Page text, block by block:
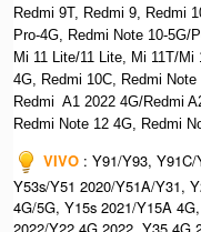
Redmi 9T, Redmi 9, Redmi
Pro-4G, Redmi Note 10-5G/
Mi 11 Lite/11 Lite, Mi 11T/Mi
4G, Redmi 10C, Redmi
Redmi A1 2022 4G/Redmi
Redmi Note 12 4G, Redmi
VIVO : Y91/Y93,
Y53s/Y51 2020/Y51A/Y31,
4G/5G, Y15s 2021/Y15A